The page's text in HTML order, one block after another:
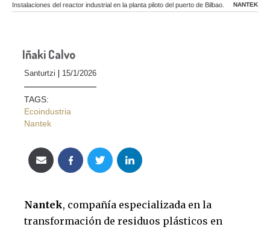
Instalaciones del reactor industrial en la planta piloto del puerto de Bilbao. NANTEK
Iñaki Calvo
Santurtzi 15/1/2026
TAGS:
Ecoindustria
Nantek
Nantek, compañía especializada en la
transformación de residuos plásticos en